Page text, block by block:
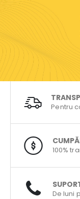
Pentru
100%
De luni